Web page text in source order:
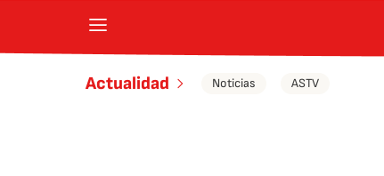
Actualidad Noticias ASTV